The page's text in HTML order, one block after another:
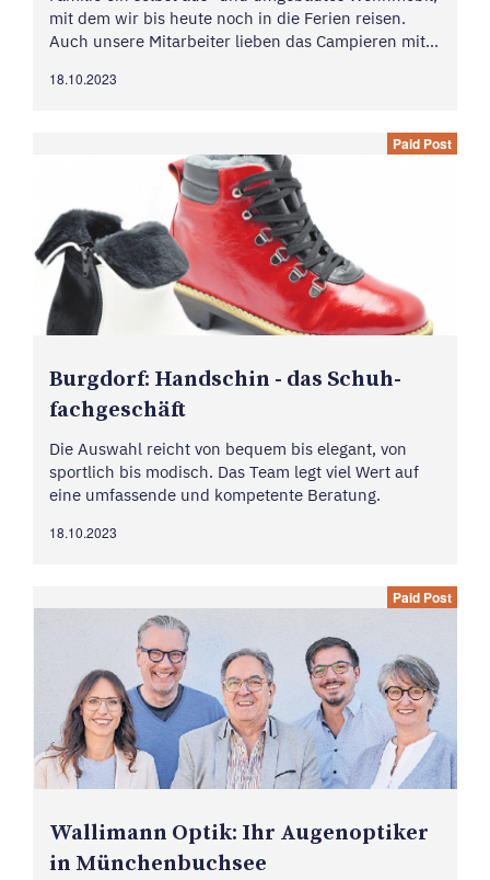
mit dem wir bis heute noch in die Ferien reisen.
Auch unsere Mitarbeiter lieben das Campieren mit
Fahrzeugen. Vor 35 Jahren haben wir unsere Firma
18.10.2023
Paid Post
Burg­dorf: Hand­s­chin - das Schuh­
fach­ge­schäft
Die Auswahl reicht von bequem bis elegant, von
sportlich bis modisch. Das Team legt viel Wert auf
eine umfassende und kompetente Beratung.
18.10.2023
Paid Post
Walli­mann Optik: Ihr Augen­op­tiker
in München­buchsee